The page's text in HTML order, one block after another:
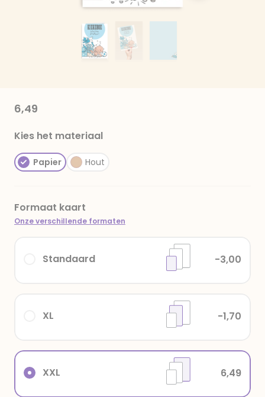
6,49
Kies het materiaal
Papier Hout
Formaat kaart
Onze verschillende formaten
XXL 6,49
XL -1,70
Standaard -3,00